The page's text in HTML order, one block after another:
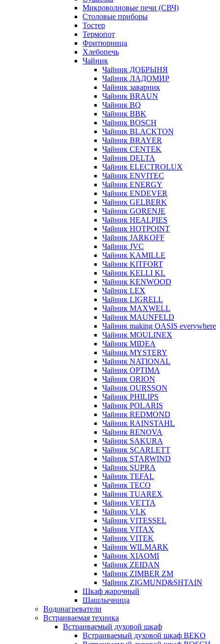
Микроволновые печи (СВЧ)
Столовые приборы
Тостер
Термопот
Фритюрница
Хлебопечь
Чайник
Чайник ДОБРЫНЯ
Чайник ЛАДОМИР
Чайник заварник
Чайник BRAUN
Чайник BQ
Чайник BBK
Чайник BOSCH
Чайник BLACKTON
Чайник BRAYER
Чайник CENTEK
Чайник DELTA
Чайник ELECTROLUX
Чайник ENVITEC
Чайник ENERGY
Чайник ENDEVER
Чайник GELBERK
Чайник GORENJE
Чайник HEALPIES
Чайник HOTPOINT
Чайник JARKOFF
Чайник JVC
Чайник KAMILLE
Чайник KITFORT
Чайник KELLI KL
Чайник KENWOOD
Чайник LEX
Чайник LIGRELL
Чайник MAXWELL
Чайник MAUNFELD
Чайник making OASIS everywhere
Чайник MOULINEX
Чайник MIDEA
Чайник MYSTERY
Чайник NATIONAL
Чайник OPTIMA
Чайник ORION
Чайник OURSSON
Чайник PHILIPS
Чайник POLARIS
Чайник REDMOND
Чайник RAINSTAHL
Чайник RENOVA
Чайник SAKURA
Чайник SCARLETT
Чайник STARWIND
Чайник SUPRA
Чайник TEFAL
Чайник TECO
Чайник TUAREX
Чайник VETTA
Чайник VLK
Чайник VITESSEL
Чайник VITAX
Чайник VITEK
Чайник WILMARK
Чайник XIAOMI
Чайник ZEIDAN
Чайник ZIMBER ZM
Чайник ZIGMUND&SHTAIN
Шкаф жарочный
Шашлычница
Водонагреватели
Встраиваемая техника
Встраиваемый духовой шкаф
Встраиваемый духовой шкаф BEKO